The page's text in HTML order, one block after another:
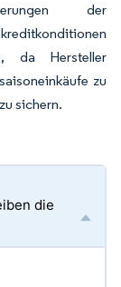
der
da Hersteller
zu
sichern.
die